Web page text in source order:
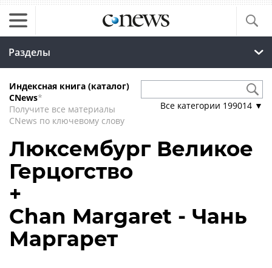
Разделы
Индексная книга (каталог)
CNews*
Получите все материалы
CNews по ключевому слову
Все категории 199014 ▼
Люксембург Великое
Герцогство
+
Chan Margaret - Чань
Маргарет